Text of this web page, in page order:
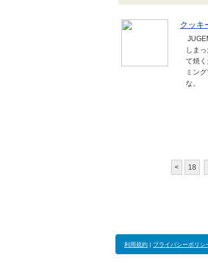
クッキ
しま
て焼
ミン
な。
< 18
利用規約 | プライバシーポリシ